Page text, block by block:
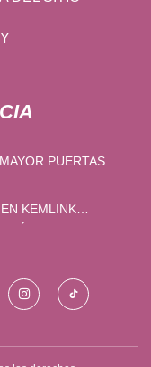
PUERTAS Y